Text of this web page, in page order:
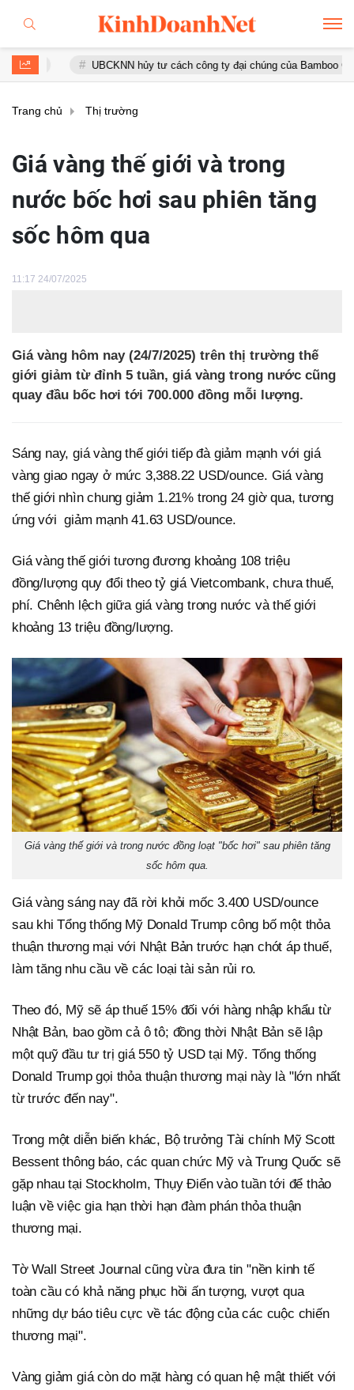
UBCKNN hủy tư cách công ty đại chúng của Bamboo Capital và
Trang chủ Thị trường
Giá vàng thế giới và trong
nước bốc hơi sau phiên tăng
sốc hôm qua
11:17 24/07/2025
Giá vàng hôm nay (24/7/2025) trên thị trường thế
giới giảm từ đỉnh 5 tuần, giá vàng trong nước cũng
quay đầu bốc hơi tới 700.000 đồng mỗi lượng.
Sáng nay, giá vàng thế giới tiếp đà giảm mạnh với giá
vàng giao ngay ở mức 3,388.22 USD/ounce. Giá vàng
thế giới nhìn chung giảm 1.21% trong 24 giờ qua, tương
ứng với giảm mạnh 41.63 USD/ounce.
Giá vàng thế giới tương đương khoảng 108 triệu
đồng/lượng quy đổi theo tỷ giá Vietcombank, chưa thuế,
phí. Chênh lệch giữa giá vàng trong nước và thế giới
khoảng 13 triệu đồng/lượng.
Giá vàng thế giới và trong nước đồng loạt "bốc hơi" sau phiên tăng
sốc hôm qua.
Giá vàng sáng nay đã rời khỏi mốc 3.400 USD/ounce
sau khi Tổng thống Mỹ Donald Trump công bố một thỏa
thuận thương mại với Nhật Bản trước hạn chót áp thuế,
làm tăng nhu cầu về các loại tài sản rủi ro.
Theo đó, Mỹ sẽ áp thuế 15% đối với hàng nhập khẩu từ
Nhật Bản, bao gồm cả ô tô; đồng thời Nhật Bản sẽ lập
một quỹ đầu tư trị giá 550 tỷ USD tại Mỹ. Tổng thống
Donald Trump gọi thỏa thuận thương mại này là "lớn nhất
từ trước đến nay".
Trong một diễn biến khác, Bộ trưởng Tài chính Mỹ Scott
Bessent thông báo, các quan chức Mỹ và Trung Quốc sẽ
gặp nhau tại Stockholm, Thụy Điển vào tuần tới để thảo
luận về việc gia hạn thời hạn đàm phán thỏa thuận
thương mại.
Tờ Wall Street Journal cũng vừa đưa tin "nền kinh tế
toàn cầu có khả năng phục hồi ấn tượng, vượt qua
những dự báo tiêu cực về tác động của các cuộc chiến
thương mại".
Vàng giảm giá còn do mặt hàng có quan hệ mật thiết với